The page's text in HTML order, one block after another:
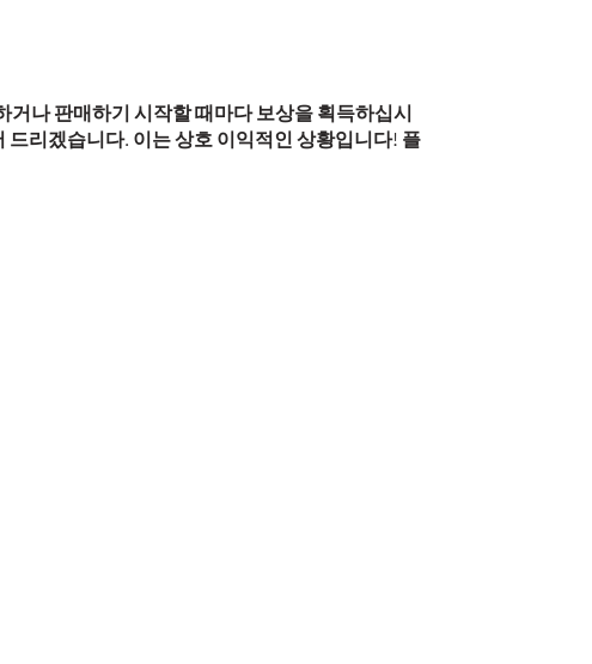
나 판매하기 시작할 때마다 보상을 획득하십시
드리겠습니다. 이는 상호 이익적인 상황입니다! 플